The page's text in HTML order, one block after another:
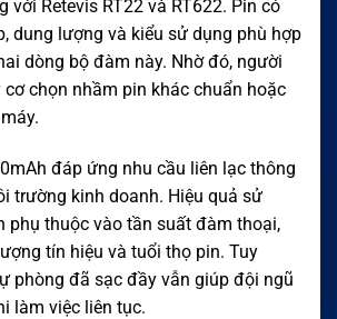
với Retevis RT22 và RT622. Pin có
dung lượng và kiểu sử dụng phù hợp
dòng bộ đàm này. Nhờ đó, người
chọn nhầm pin khác chuẩn hoặc
đáp ứng nhu cầu liên lạc thông
trường kinh doanh. Hiệu quả sử
phụ thuộc vào tần suất đàm thoại,
tín hiệu và tuổi thọ pin. Tuy
phòng đã sạc đầy vẫn giúp đội ngũ
làm việc liên tục.